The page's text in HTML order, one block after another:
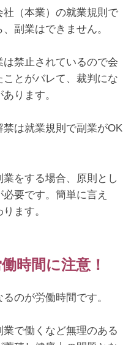
（本業）の就業規則で
副業はできません。
禁止されているので会
とがバレて、裁判にな
ります。
は就業規則で副業がOK
をする場合、原則とし
要です。簡単に言え
ます。
時間に注意！
のが労働時間です。
で働くなど無理のある